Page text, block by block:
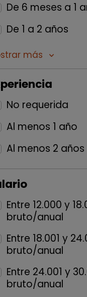
De 6 meses a 1
De 1 a 2 años
más keyboard_arrow_down
No requerida
Al menos 1 año
Al menos 2 años
Entre 12.000 y
bruto/anual
Entre 18.001 y
bruto/anual
Entre 24.001 y
bruto/anual